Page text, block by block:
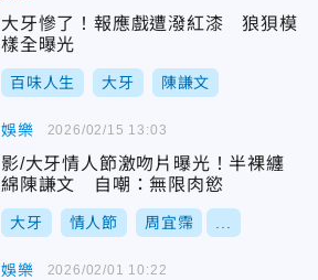
大牙慘了！報應戲遭潑紅漆 狼狽模
樣全曝光
百味人生 大牙 陳謙文
娛樂
影/大牙情人節激吻片曝光！半裸纏
綿陳謙文 自嘲：無限肉慾
大牙 情人節 周宜霈
2026/02/15 13:03
娛樂 2026/02/01 10:22